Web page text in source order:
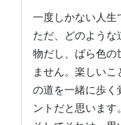
一度しかない人生
ただ、どのような
物だし、ばら色の
ません。楽しい
の道を一緒に歩く
ントだと思います。